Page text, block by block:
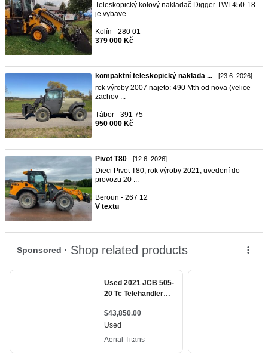
Teleskopický kolový nakladač Digger TWL450-18
je vybave ...
Kolín - 280 01
379 000 Kč
kompaktní teleskopický naklada ... - [23.6. 2026]
rok výroby 2007 najeto: 490 Mth od nova (velice
zachov ...
Tábor - 391 75
950 000 Kč
Pivot T80 - [12.6. 2026]
Dieci Pivot T80, rok výroby 2021, uvedení do
provozu 20 ...
Beroun - 267 12
V textu